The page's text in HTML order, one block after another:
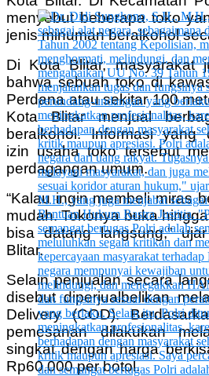
menyebut beberapa toko
jenis minuman beralkohol
Di Kota Blitar, masyarakat
bahwa sebuah toko di
Perdana atau sekitar 100
Kota Blitar menjual
beralkohol. Informasi yang
izin usaha toko tersebut
perdagangan umum.
“Kalau ingin membeli miras
mudah. Tokonya buka
bisa datang langsung,”
Blitar.
Selain penjualan secara
disebut diperjualbelikan
Delivery (COD).
pemesanan dilakukan
singkat dengan harga
Rp60.000 per botol.